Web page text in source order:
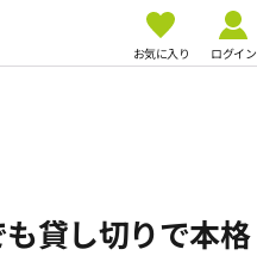
お気に入り ログイン
貸し切りで本格